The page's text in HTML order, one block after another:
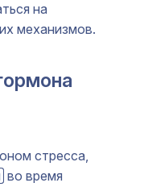
на
механизмов.
стресса,
во время